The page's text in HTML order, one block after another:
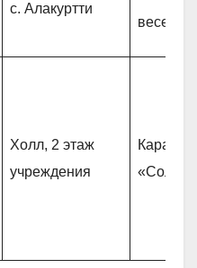
с. Алакуртти
весело
Холл, 2 этаж
учреждения
Караоке